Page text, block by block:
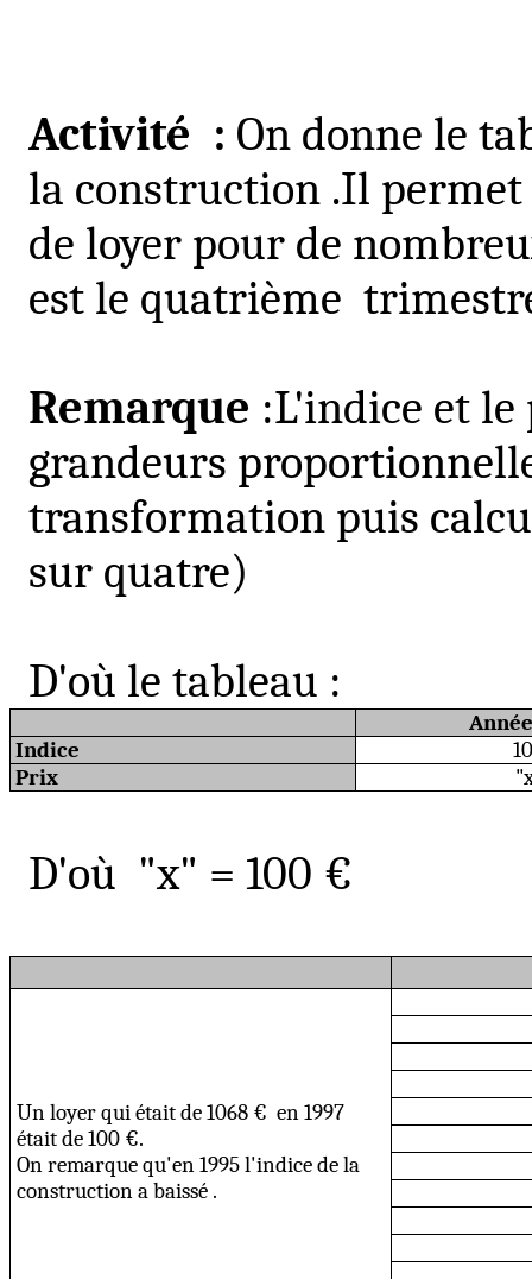
Activité : On donne le
la construction .Il
de loyer pour de
est le quatrième
Remarque :L'indice et le
grandeurs
transformation puis
sur quatre)
D'où le tableau :
Année
Indice
Prix
D'où "x" = 100 €
Un loyer qui était de 1068 € en 1997
était de 100 €.
On remarque qu'en 1995 l'indice de la
construction abaissé .